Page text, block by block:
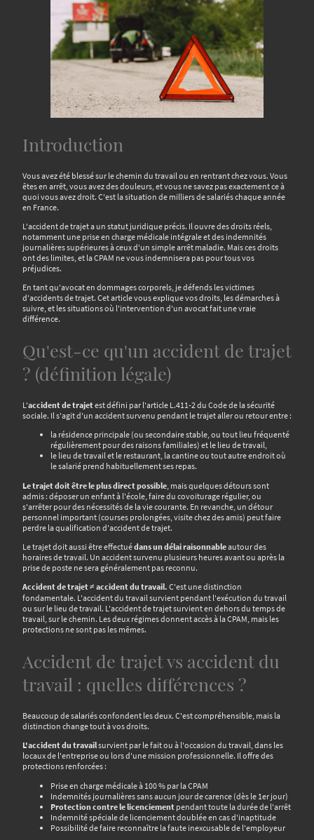
Introduction
Vous avez été blessé sur le chemin du travail ou en rentrant chez vous. Vous
êtes en arrêt, vous avez des douleurs, et vous ne savez pas exactement ce à
quoi vous avez droit. C'est la situation de milliers de salariés chaque année
en France.
L'accident de trajet a un statut juridique précis. Il ouvre des droits réels,
notamment une prise en charge médicale intégrale et des indemnités
journalières supérieures à ceux d'un simple arrêt maladie. Mais ces droits
ont des limites, et la CPAM ne vous indemnisera pas pour tous vos
préjudices.
En tant qu'avocat en dommages corporels, je défends les victimes
d'accidents de trajet. Cet article vous explique vos droits, les démarches à
suivre, et les situations où l'intervention d'un avocat fait une vraie
différence.
Qu'est-ce qu'un accident de trajet
? (définition légale)
L'accident de trajetest défini par l'article L.411-2 du Code de la sécurité
sociale. Il s'agit d'un accident survenu pendant le trajet aller ou retour entre :
la résidence principale (ou secondaire stable, ou tout lieu fréquenté
régulièrement pour des raisons familiales) et le lieu de travail,
le lieu de travail et le restaurant, la cantine ou tout autre endroit où
le salarié prend habituellement ses repas.
Le trajet doit être le plus direct possible , mais quelques détours sont
admis : déposer un enfant à l'école, faire du covoiturage régulier, ou
s'arrêter pour des nécessités de la vie courante. En revanche, un détour
personnel important (courses prolongées, visite chez des amis) peut faire
perdre la qualification d'accident de trajet.
Le trajet doit aussi être effectuédans un délai raisonnableautour des
horaires de travail. Un accident survenu plusieurs heures avant ou après la
prise de poste ne sera généralement pas reconnu.
Accident de trajet ≠ accident du travail. C'est une distinction
fondamentale. L'accident du travail survient pendant l'exécution du travail
ou sur le lieu de travail. L'accident de trajet survient en dehors du temps de
travail, sur le chemin. Les deux régimes donnent accès à la CPAM, mais les
protections ne sont pas les mêmes.
Accident de trajet vs accident du
travail : quelles différences ?
Beaucoup de salariés confondent les deux. C'est compréhensible, mais la
distinction change tout à vos droits.
L'accident du travailsurvient par le fait ou à l'occasion du travail, dans les
locaux de l'entreprise ou lors d'une mission professionnelle. Il offre des
protections renforcées :
Prise en charge médicale à 100 % par la CPAM
Indemnités journalières sans aucun jour de carence (dès le 1er jour)
Protection contre le licenciement pendant toute la durée de l'arrêt
Indemnité spéciale de licenciement doublée en cas d'inaptitude
Possibilité de faire reconnaître la faute inexcusable de l'employeur